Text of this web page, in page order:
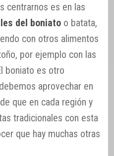
centrarnos es en las
del boniato o batata,
con otros alimentos
por ejemplo con las
boniato es otro
aprovechar en
que en cada región y
tradicionales con esta
que hay muchas otras